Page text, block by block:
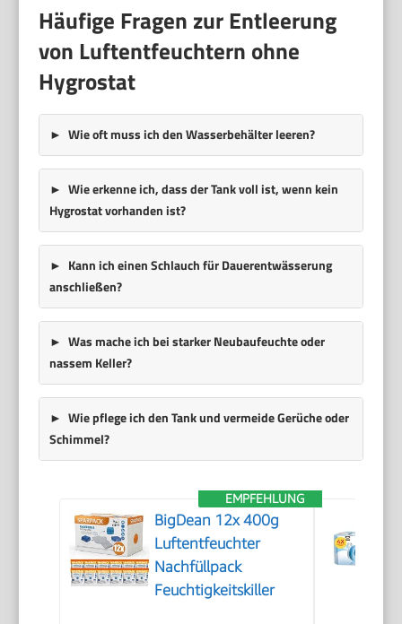
Häufige Fragen zur Entleerung
von Luftentfeuchtern ohne
Hygrostat
Wie oft muss ich den Wasserbehälter leeren?
Wie erkenne ich, dass der Tank voll ist, wenn kein
Hygrostat vorhanden ist?
Kann ich einen Schlauch für Dauerentwässerung
anschließen?
Was mache ich bei starker Neubaufeuchte oder
nassem Keller?
Wie pflege ich den Tank und vermeide Gerüche oder
Schimmel?
EMPFEHLUNG
BigDean 12x 400g
Luftentfeuchter
Nachfüllpack
Feuchtigkeitskiller